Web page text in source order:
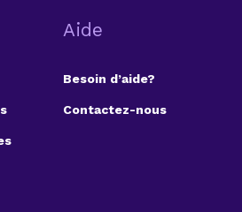
Aide
Besoin d’aide?
Contactez-nous